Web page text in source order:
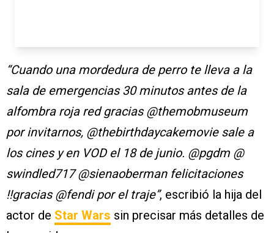
“Cuando una mordedura de perro te lleva a la
sala de emergencias 30 minutos antes de la
alfombra roja red gracias @themobmuseum
por invitarnos, @thebirthdaycakemovie sale a
los cines y en VOD el 18 de junio. @pgdm @
swindled717 @sienaoberman felicitaciones
!!gracias @fendi por el traje”, escribió la hija del
actor de Star Wars sin precisar más detalles de